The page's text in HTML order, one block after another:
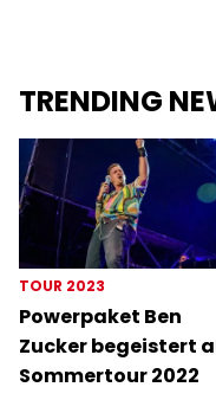
TRENDING
TOUR 2023
Powerpaket Ben
Zucker begeistert
Sommertour 2022